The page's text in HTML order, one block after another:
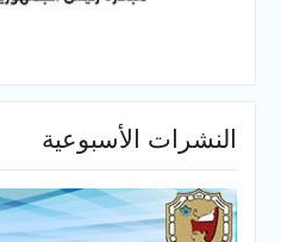
النشرات الأسبوعية